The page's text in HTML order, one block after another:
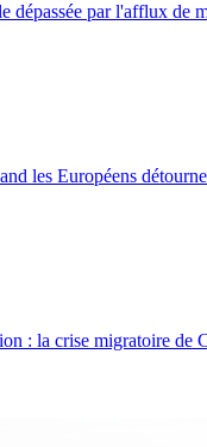
dépassée par l'afflux de
les Européens
: la crise migratoire de